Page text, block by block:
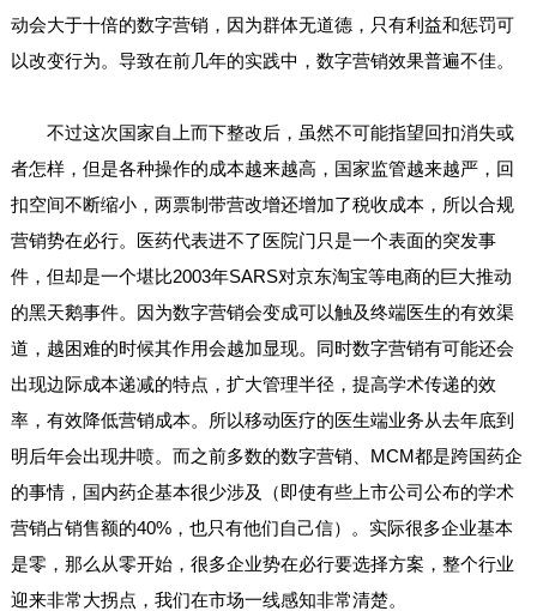
动会大于十倍的数字营销，因为群体无道德，只有利益和惩罚可
以改变行为。导致在前几年的实践中，数字营销效果普遍不佳。
不过这次国家自上而下整改后，虽然不可能指望回扣消失或
者怎样，但是各种操作的成本越来越高，国家监管越来越严，回
扣空间不断缩小，两票制带营改增还增加了税收成本，所以合规
营销势在必行。医药代表进不了医院门只是一个表面的突发事
件，但却是一个堪比2003年SARS对京东淘宝等电商的巨大推动
的黑天鹅事件。因为数字营销会变成可以触及终端医生的有效渠
道，越困难的时候其作用会越加显现。同时数字营销有可能还会
出现边际成本递减的特点，扩大管理半径，提高学术传递的效
率，有效降低营销成本。所以移动医疗的医生端业务从去年底到
明后年会出现井喷。而之前多数的数字营销、MCM都是跨国药企
的事情，国内药企基本很少涉及（即使有些上市公司公布的学术
营销占销售额的40%，也只有他们自己信）。实际很多企业基本
是零，那么从零开始，很多企业势在必行要选择方案，整个行业
迎来非常大拐点，我们在市场一线感知非常清楚。